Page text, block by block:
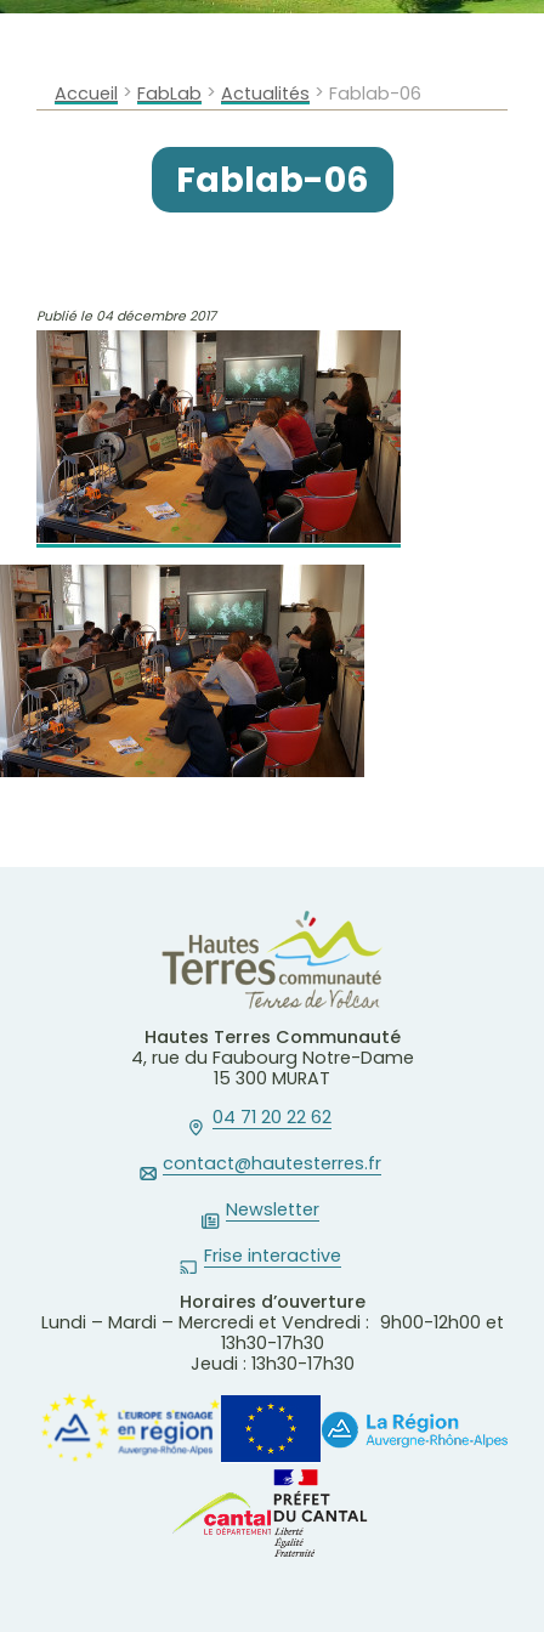
Accueil > FabLab > Actualités > Fablab-06
Fablab-06
Publié le 04 décembre 2017
Hautes Terres Communauté
4, rue du Faubourg Notre-Dame
15 300 MURAT
04 71 20 22 62
contact@hautesterres.fr
Newsletter
Frise interactive
Horaires d’ouverture
Lundi – Mardi – Mercredi et Vendredi : 9h00-12h00 et
13h30-17h30
Jeudi : 13h30-17h30